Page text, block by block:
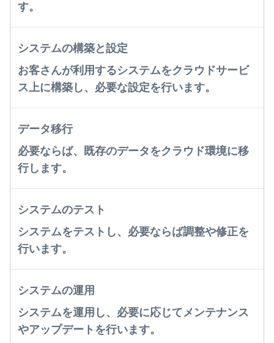
す。
システムの構築と設定
お客さんが利用するシステムをクラウドサービ
ス上に構築し、必要な設定を行います。
データ移行
必要ならば、既存のデータをクラウド環境に移
行します。
システムのテスト
システムをテストし、必要ならば調整や修正を
行います。
システムの運用
システムを運用し、必要に応じてメンテナンス
やアップデートを行います。